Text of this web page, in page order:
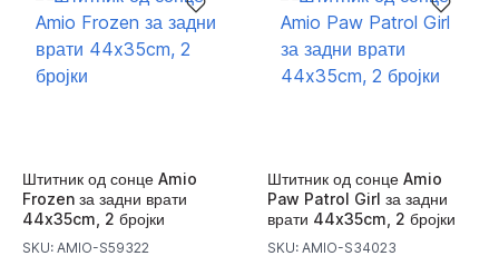
Штитник од сонце Amio
Frozen за задни врати
44x35cm, 2 бројки
SKU: AMIO-S59322
Штитник од сонце Amio
Paw Patrol Girl за задни
врати 44x35cm, 2 бројки
SKU: AMIO-S34023